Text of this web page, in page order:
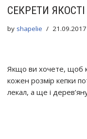
СЕКРЕТИ
by shapelie 21.09.2017
Якщо ви хочете, щоб
кожен розмір кепки
лекал, а ще і